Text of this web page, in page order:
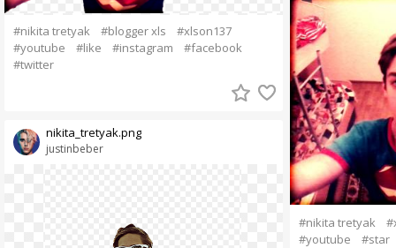
#nikita tretyak #blogger xls
#xlson137
#youtube
#like #instagram
#facebook
#twitter
justinbeber
nikita_tretyak.png
#nikita tretyak
#youtube
#star